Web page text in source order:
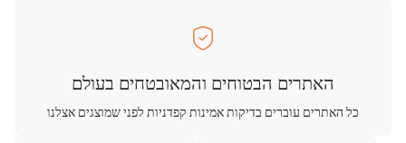
האתרים הבטוחים והמאובטחים בעולם
כל האתרים עוברים בדיקות אמינות קפדניות לפני שמוצגים אצלנו